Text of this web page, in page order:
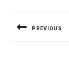
PREVIOUS